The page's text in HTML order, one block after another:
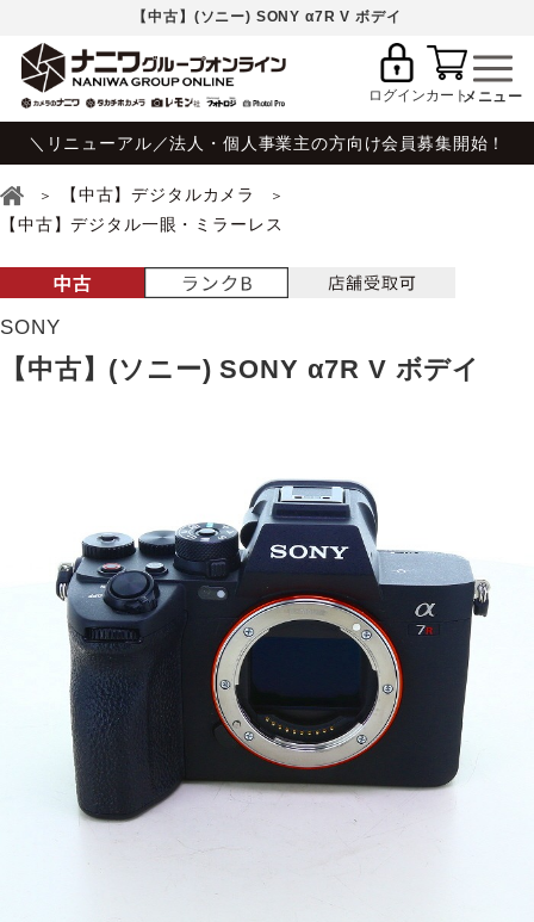
【中古】(ソニー) SONY α7R V ボデイ
ログインカート
＼リニューアル／法人・個人事業主の方向け会員募集開始！
【中古】デジタルカメラ
【中古】デジタル一眼・ミラーレス
SONY
【中古】(ソニー) SONY α7R V ボデイ